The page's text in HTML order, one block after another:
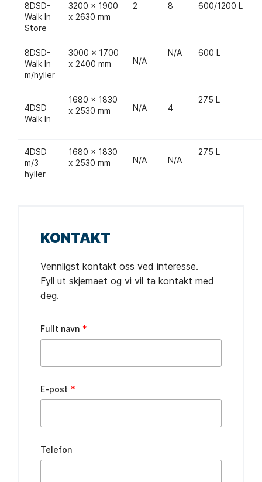
8DSD-
Walk In
Store
3200 x 1900
x 2630 mm
2 8 600/1200 L
8DSD-
Walk In
m/hyller
3000 x 1700
x 2400 mm
N/A
N/A 600 L
4DSD
Walk In
1680 x 1830
x 2530 mm
N/A 4
275 L
4DSD
m/3
hyller
1680 x 1830
x 2530 mm
N/A N/A
275 L
KONTAKT
Vennligst kontakt oss ved interesse.
Fyll ut skjemaet og vi vil ta kontakt med
deg.
this
Fullt navn
E-post
Telefon